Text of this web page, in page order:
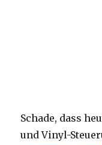
Schade, dass
und Vinyl-